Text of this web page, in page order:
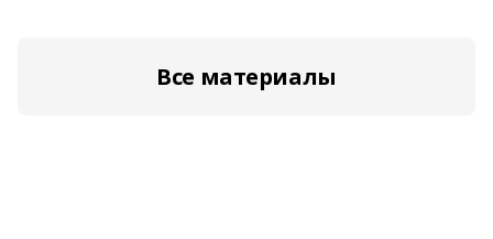
Все материалы